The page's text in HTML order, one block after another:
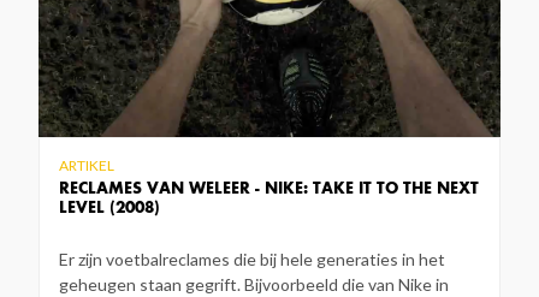
RECLAMES VAN WELEER - NIKE: TAKE IT TO THE NEXT
LEVEL (2008)
ARTIKEL
Er zijn voetbalreclames die bij hele generaties in het
geheugen staan gegrift. Bijvoorbeeld die van Nike in